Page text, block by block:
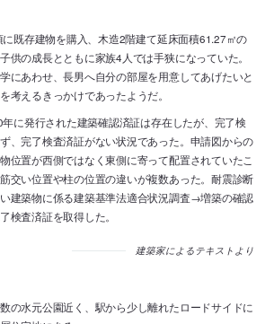
既存建物を購入、木造2階建て延床面積61.27㎡の
供の成長とともに家族4人では手狭になっていた。
にあわせ、長男へ自分の部屋を用意してあげたいと
考えるきっかけであったようだ。
に発行された建築確認済証は存在したが、完了検
、完了検査済証がない状況であった。申請図からの
位置が西側ではなく東側に寄って配置されていたこ
交い位置や柱の位置の違いが複数あった。耐震診断
建築物に係る建築基準法適合状況調査→増築の確認
検査済証を取得した。
建築家によるテキストより
の水元公園近く、駅から少し離れたロードサイドに